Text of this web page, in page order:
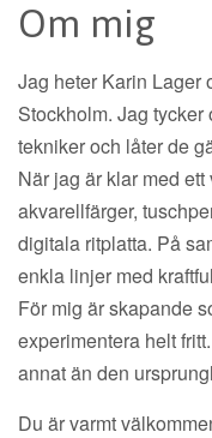
Om mig
Jag heter Karin Lager
Stockholm. Jag
tekniker och låter de
När jag är klar med
akvarellfärger,
digitala ritplatta. På
enkla linjer med
För mig är skapande
experimentera helt
annat än den
Du är varmt